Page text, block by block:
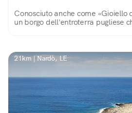
Conosciuto anche come «Gioiello
un borgo dell'entroterra pugliese
21km | Nardò, LE